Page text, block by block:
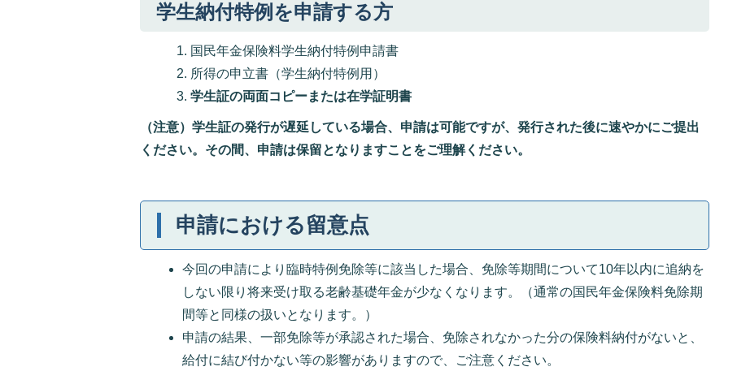
学生納付特例を申請する方
国民年金保険料学生納付特例申請書
所得の申立書（学生納付特例用）
学生証の両面コピーまたは在学証明書
（注意）学生証の発行が遅延している場合、申請は可能ですが、発行された後に速やかにご提出
ください。その間、申請は保留となりますことをご理解ください。
申請における留意点
今回の申請により臨時特例免除等に該当した場合、免除等期間について10年以内に追納を
しない限り将来受け取る老齢基礎年金が少なくなります。（通常の国民年金保険料免除期
間等と同様の扱いとなります。）
申請の結果、一部免除等が承認された場合、免除されなかった分の保険料納付がないと、
給付に結び付かない等の影響がありますので、ご注意ください。